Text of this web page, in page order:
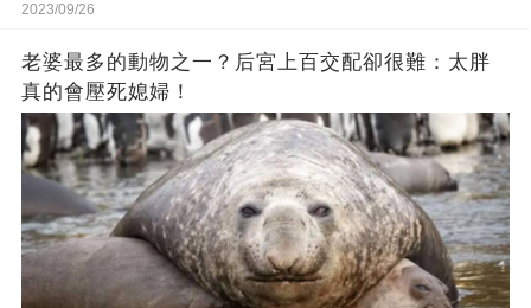
2023/09/26
老婆最多的動物之一？后宮上百交配卻很難：太胖
真的會壓死媳婦！